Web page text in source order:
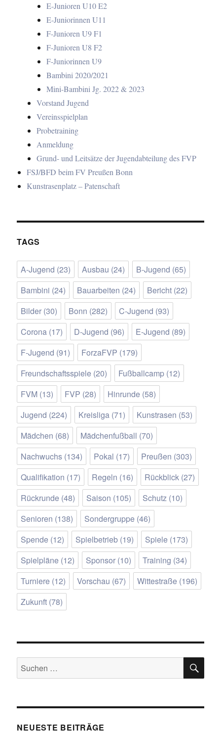
E-Junioren U10 E2
E-Juniorinnen U11
F-Junioren U9 F1
F-Junioren U8 F2
F-Juniorinnen U9
Bambini 2020/2021
Mini-Bambini Jg. 2022 & 2023
Vorstand Jugend
Vereinsspielplan
Probetraining
Anmeldung
Grund- und Leitsätze der Jugendabteilung des FVP
FSJ/BFD beim FV Preußen Bonn
Kunstrasenplatz – Patenschaft
TAGS
A-Jugend (23) Ausbau (24) B-Jugend (65)
Bambini (24) Bauarbeiten (24) Bericht (22)
Bilder (30) Bonn (282) C-Jugend (93)
Corona (17) D-Jugend (96) E-Jugend (89)
F-Jugend (91) ForzaFVP (179)
Freundschaftsspiele (20) Fußballcamp (12)
FVM (13) FVP (28) Hinrunde (58)
Jugend (224) Kreisliga (71) Kunstrasen (53)
Mädchen (68) Mädchenfußball (70)
Nachwuchs (134) Pokal (17) Preußen (303)
Qualifikation (17) Regeln (16) Rückblick (27)
Rückrunde (48) Saison (105) Schutz (10)
Senioren (138) Sondergruppe (46)
Spende (12) Spielbetrieb (19) Spiele (173)
Spielpläne (12) Sponsor (10) Training (34)
Turniere (12) Vorschau (67) Wittestraße (196)
Zukunft (78)
Suchen
nach:
NEUESTE BEITRÄGE